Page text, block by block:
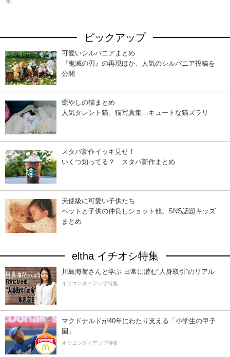
ピックアップ
可愛いシルバニアまとめ
『鬼滅の刃』の再現ほか、人気のシルバニア投稿を
公開
癒やしの猫まとめ
人気タレント猫、猫写真集…キュートな猫ズラリ
スタバ新作イッキ見せ！
いくつ知ってる？ スタバ新作まとめ
天使級に可愛い子供たち
ペットと子供の仲良しショット他、SNS話題キッズ
まとめ
eltha イチオシ特集
川島海荷さんと学ぶ 日常に潜む“人身取引”のリアル
オリコンタイアップ特集
マクドナルドが40年にわたり支える「小学生の甲子
園」
オリコンタイアップ特集